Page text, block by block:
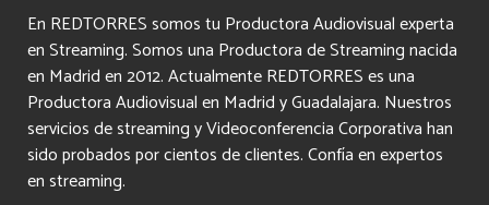
En REDTORRES somos tu Productora Audiovisual experta
en Streaming. Somos una Productora de Streaming nacida
en Madrid en 2012. Actualmente REDTORRES es una
Productora Audiovisual en Madrid y Guadalajara. Nuestros
servicios de streaming y Videoconferencia Corporativa han
sido probados por cientos de clientes. Confía en expertos
en streaming.